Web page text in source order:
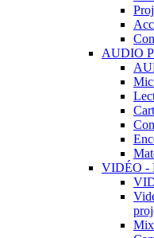
AUDIO
VIDÉO -